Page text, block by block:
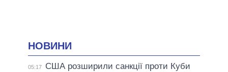
НОВИНИ
05:17
США розширили санкції проти Куби